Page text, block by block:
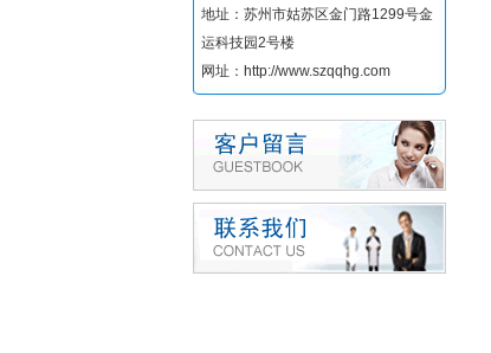
地址：苏州市姑苏区金门路1299号金
运科技园2号楼
网址：http://www.szqqhg.com